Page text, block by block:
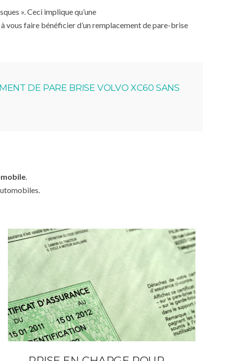
». Ceci implique qu’une
vous faire bénéficier d’un remplacement de pare-brise
DE PARE BRISE VOLVO XC60 SANS
.